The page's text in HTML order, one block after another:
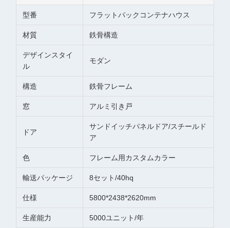
型番 フラットパックコンテナハウス
材質 鉄骨構造
デザインスタイ
ル
モダン
構造 鉄骨フレーム
窓 アルミ引き戸
ドア
サンドイッチパネルドア/スチールド
ア
色 フレーム用カスタムカラー
輸送パッケージ 8セット/40hq
仕様 5800*2438*2620mm
生産能力 5000ユニット/年